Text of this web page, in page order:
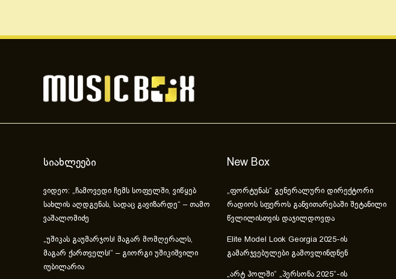
სიახლეები
ვიდეო: „ჩამოვედი ჩემს სოფელში, ვიწყებ
სახლის აღდგენას, სადაც გავიზარდე“ – თამო
ვაშალომიძე
„უშიკას გაუმარჯოს! მაგარ მომღერალს,
მაგარ ქართველს!“ – გიორგი უშიკიშვილი
იუბილარია
New Box
„ფორტუნას“ გენერალური დირექტორი
რადიოს სფეროს განვითარებაში შეტანილი
წვლილისთვის დაჯილდოვდა
Elite Model Look Georgia 2025-ის
გამარჯვებულები გამოვლინდნენ
„არტ ჰოლში“ „პერსონა 2025“-ის